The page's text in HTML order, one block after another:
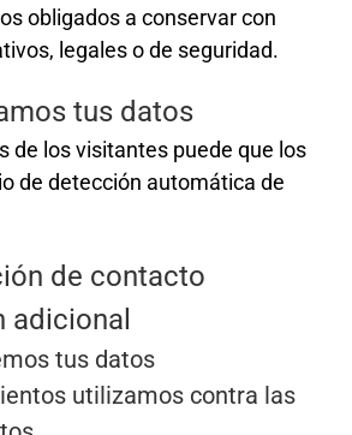
obligados a conservar con
legales o de seguridad.
tus datos
de los visitantes puede que los
de detección automática de
de contacto
adicional
tus datos
utilizamos contra las